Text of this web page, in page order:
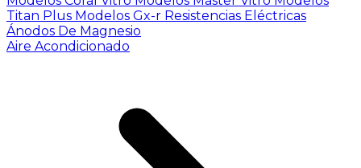
Titan Plus Modelos Gx-r Resistencias Eléctricas
Ánodos De Magnesio
Aire Acondicionado